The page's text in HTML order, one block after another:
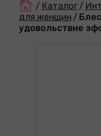
/ Каталог/
для женщин /
удовольствие